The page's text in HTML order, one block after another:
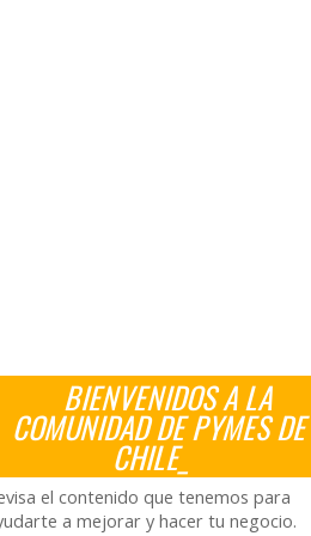
BIENVENIDOS A LA
COMUNIDAD DE PYMES DE
CHILE_
el contenido que tenemos para
a mejorar y hacer tu negocio.